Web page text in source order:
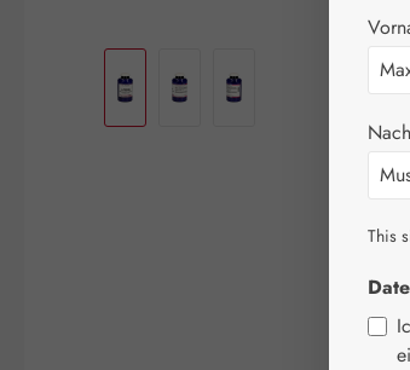
This